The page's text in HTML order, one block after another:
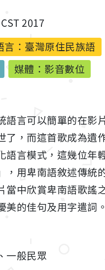
2017
言： 臺灣原住民族語
媒體：影音數位
語言可以簡單的在影
了，而這首歌成為遺
語言模式，這幾位年
，用卑南語敘述傳統
當中欣賞卑南語歌謠
美的佳句及用字遣詞。
一般民眾